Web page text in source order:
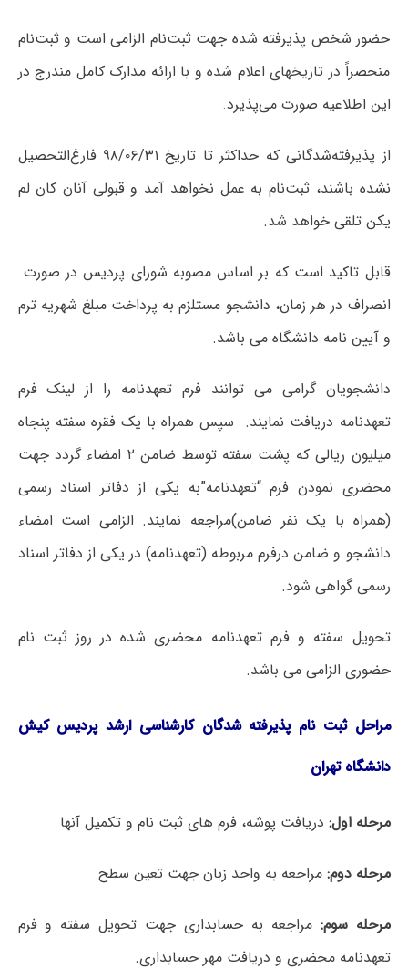
حضور شخص پذیرفته شده جهت ثبت‌نام الزامی است و ثبت‌نام
منحصراً در تاریخهای اعلام شده و با ارائه مدارک کامل مندرج در
این اطلاعیه صورت می‌پذیرد.
از پذیرفته‌شدگانی ‌که‌ حداکثر تا تاریخ‌ ۹۸/۰۶/۳۱ فارغ‌التحصیل‌
نشده باشند، ثبت‌نام‌ به‌ عمل‌ نخواهد آمد و قبولی آنان کان‌ لم‌
یکن تلقی‌ خواهد شد.
قابل تاکید است که بر اساس مصوبه شورای پردیس در صورت
انصراف در هر زمان، دانشجو مستلزم به پرداخت مبلغ شهریه ترم
و آیین نامه دانشگاه می باشد.
دانشجویان گرامی می توانند فرم تعهدنامه را از لینک فرم
تعهدنامه دریافت نمایند. سپس همراه با یک فقره سفته پنجاه
میلیون ریالی که پشت سفته توسط ضامن ۲ امضاء گردد جهت
محضری نمودن فرم “تعهدنامه”به یکی از دفاتر اسناد رسمی
(همراه با یک نفر ضامن)مراجعه نمایند. الزامی است امضاء
دانشجو و ضامن درفرم مربوطه (تعهدنامه) در یکی از دفاتر اسناد
رسمی گواهی شود.
تحویل سفته و فرم تعهدنامه محضری شده در روز ثبت نام
حضوری الزامی می باشد.
مراحل ثبت نام پذیرفته شدگان کارشناسی ارشد پردیس کیش
دانشگاه تهران
مرحله اول: دریافت پوشه، فرم های ثبت نام و تکمیل آنها
مرحله دوم: مراجعه به واحد زبان جهت تعین سطح
مرحله سوم: مراجعه به حسابداری جهت تحویل سفته و فرم
تعهدنامه محضری و دریافت مهر حسابداری.